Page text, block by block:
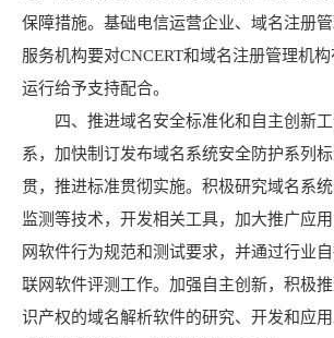
保障措施。基础电信运营企业、域名注册
服务机构要对CNCERT和域名注册管理机
运行给予支持配合。
四、推进域名安全标准化和自主创新工
系，加快制订发布域名系统安全防护系列
贯，推进标准贯彻实施。积极研究域名系
监测等技术，开发相关工具，加大推广应
网软件行为规范和测试要求，并通过行业
联网软件评测工作。加强自主创新，积极
识产权的域名解析软件的研究、开发和应